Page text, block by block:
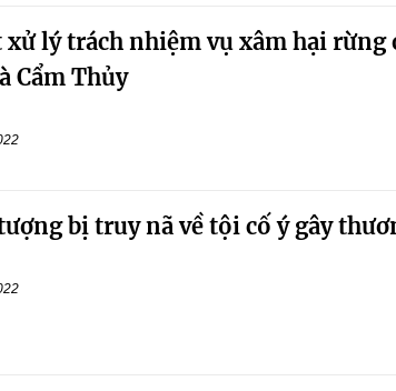
xử lý trách nhiệm vụ xâm hại rừng
Cẩm Thủy
bị truy nã về tội cố ý gây